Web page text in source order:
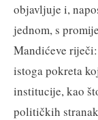
objavljuje i,
jednom, s
Mandićeve
istoga pokreta
institucije, kao
političkih